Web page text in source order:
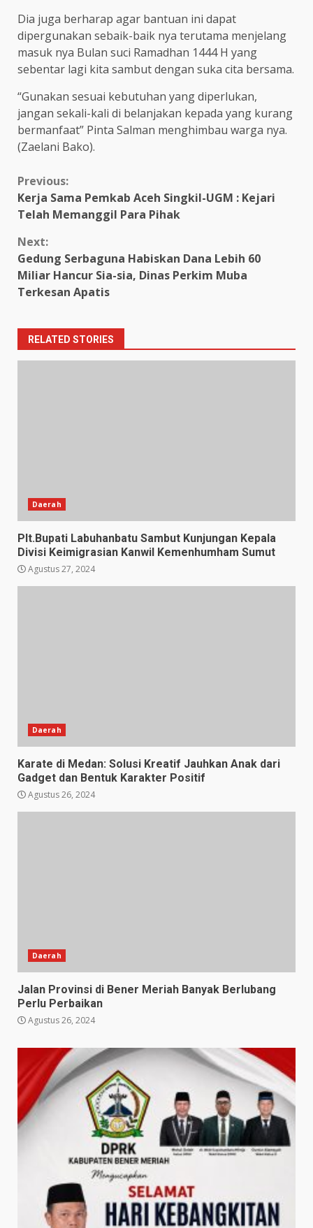
Dia juga berharap agar bantuan ini dapat
dipergunakan sebaik-baik nya terutama menjelang
masuk nya Bulan suci Ramadhan 1444 H yang
sebentar lagi kita sambut dengan suka cita bersama.
“Gunakan sesuai kebutuhan yang diperlukan,
jangan sekali-kali di belanjakan kepada yang kurang
bermanfaat” Pinta Salman menghimbau warga nya.
(Zaelani Bako).
Continue
Reading
Previous:
Kerja Sama Pemkab Aceh Singkil-UGM : Kejari
Telah Memanggil Para Pihak
Next:
Gedung Serbaguna Habiskan Dana Lebih 60
Miliar Hancur Sia-sia, Dinas Perkim Muba
Terkesan Apatis
RELATED STORIES
Daerah
Plt.Bupati Labuhanbatu Sambut Kunjungan Kepala
Divisi Keimigrasian Kanwil Kemenhumham Sumut
Agustus 27, 2024
Daerah
Karate di Medan: Solusi Kreatif Jauhkan Anak dari
Gadget dan Bentuk Karakter Positif
Agustus 26, 2024
Daerah
Jalan Provinsi di Bener Meriah Banyak Berlubang
Perlu Perbaikan
Agustus 26, 2024